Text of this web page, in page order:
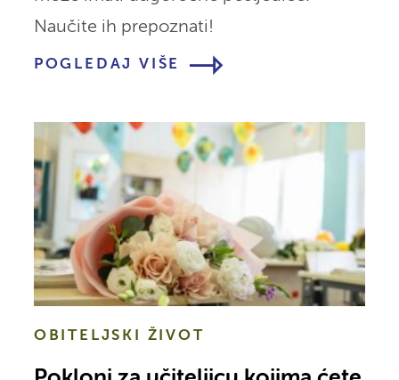
Naučite ih prepoznati!
POGLEDAJ VIŠE
OBITELJSKI ŽIVOT